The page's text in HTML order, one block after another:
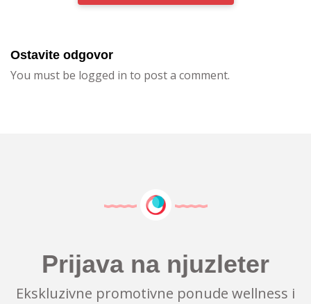
Ostavite odgovor
You must be logged in to post a comment.
Prijava na njuzleter
Ekskluzivne promotivne ponude wellness i